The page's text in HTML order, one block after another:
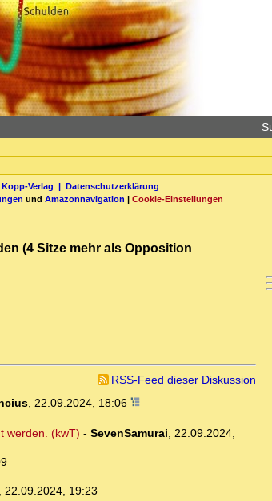
Verlag | Datenschutzerklärung
und Amazonnavigation | Cookie-Einstellungen
(4 Sitze mehr als Opposition
RSS-Feed dieser Diskussion
, 22.09.2024, 18:06
werden. (kwT) - SevenSamurai, 22.09.2024,
22.09.2024, 19:23